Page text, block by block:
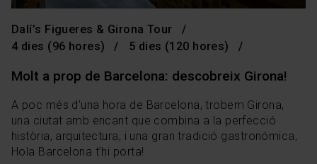
Dalí’s Figueres & Girona Tour
4 dies (96 hores)
5 dies (120 hores)
Molt a prop de Barcelona: descobreix Girona!
A poc més d'una hora de Barcelona, trobem Girona,
una ciutat amb encant que combina a la perfecció
història, arquitectura, i una gran tradició gastronómica,
Hola Barcelona t’hi porta!